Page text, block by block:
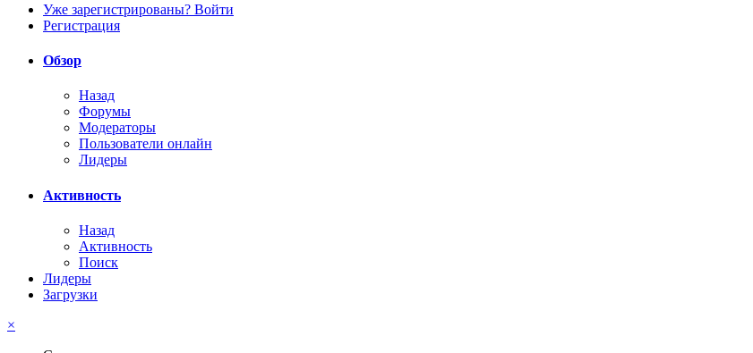
Уже зарегистрированы? Войти
Регистрация
Обзор
Назад
Форумы
Модераторы
Пользователи онлайн
Лидеры
Активность
Назад
Активность
Поиск
Лидеры
Загрузки
×